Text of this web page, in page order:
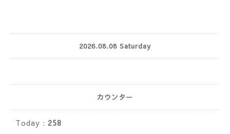
2026.08.08 Saturday
カウンター
Today : 258